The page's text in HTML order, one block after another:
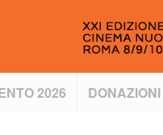
2026 DONAZIONI